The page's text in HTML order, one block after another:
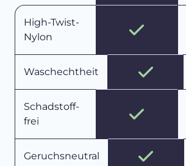
High-Twist-
Nylon
Waschechtheit
Schadstoff-
frei
Geruchsneutral